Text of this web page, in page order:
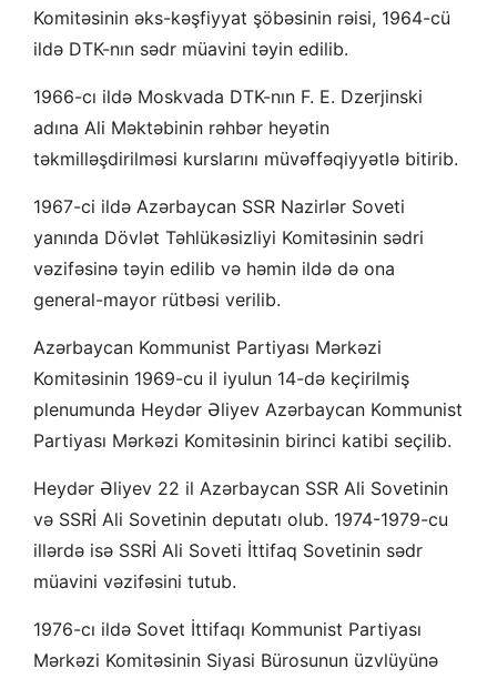
Komitəsinin əks-kəşfiyyat şöbəsinin rəisi, 1964-cü
ildə DTK-nın sədr müavini təyin edilib.
1966-cı ildə Moskvada DTK-nın F. E. Dzerjinski
adına Ali Məktəbinin rəhbər heyətin
təkmilləşdirilməsi kurslarını müvəffəqiyyətlə bitirib.
1967-ci ildə Azərbaycan SSR Nazirlər Soveti
yanında Dövlət Təhlükəsizliyi Komitəsinin sədri
vəzifəsinə təyin edilib və həmin ildə də ona
general-mayor rütbəsi verilib.
Azərbaycan Kommunist Partiyası Mərkəzi
Komitəsinin 1969-cu il iyulun 14-də keçirilmiş
plenumunda Heydər Əliyev Azərbaycan Kommunist
Partiyası Mərkəzi Komitəsinin birinci katibi seçilib.
Heydər Əliyev 22 il Azərbaycan SSR Ali Sovetinin
və SSRİ Ali Sovetinin deputatı olub. 1974-1979-cu
illərdə isə SSRİ Ali Soveti İttifaq Sovetinin sədr
müavini vəzifəsini tutub.
1976-cı ildə Sovet İttifaqı Kommunist Partiyası
Mərkəzi Komitəsinin Siyasi Bürosunun üzvlüyünə